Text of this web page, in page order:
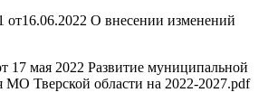
О внесении изменений
17 мая 2022 Развитие муниципальной
МО Тверской области на 2022-2027.pdf